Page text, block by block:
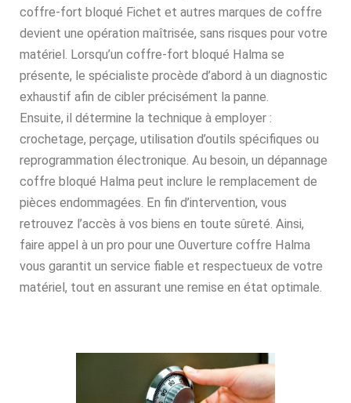
coffre-fort bloqué Fichet et autres marques de coffre
devient une opération maîtrisée, sans risques pour votre
matériel. Lorsqu’un coffre-fort bloqué Halma se
présente, le spécialiste procède d’abord à un diagnostic
exhaustif afin de cibler précisément la panne.
Ensuite, il détermine la technique à employer :
crochetage, perçage, utilisation d’outils spécifiques ou
reprogrammation électronique. Au besoin, un dépannage
coffre bloqué Halma peut inclure le remplacement de
pièces endommagées. En fin d’intervention, vous
retrouvez l’accès à vos biens en toute sûreté. Ainsi,
faire appel à un pro pour une Ouverture coffre Halma
vous garantit un service fiable et respectueux de votre
matériel, tout en assurant une remise en état optimale.